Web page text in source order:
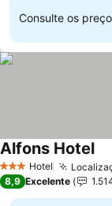
Consulte os
3 EstrelasHotel
Alfons Hotel
8,9 Excelente